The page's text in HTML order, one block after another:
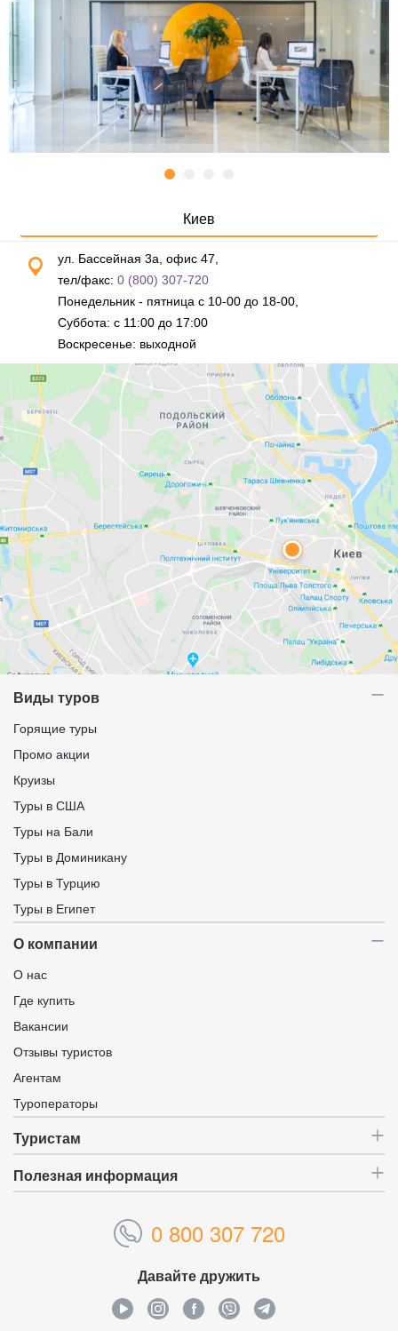
Киев
ул. Бассейная 3а, офис 47,
тел/факс: 0 (800) 307-720
Понедельник - пятница с 10-00 до 18-00,
Суббота: с 11:00 до 17:00
Воскресенье: выходной
Виды туров
Горящие туры
Промо акции
Круизы
Туры в США
Туры на Бали
Туры в Доминикану
Туры в Турцию
Туры в Египет
О компании
О нас
Где купить
Вакансии
Отзывы туристов
Агентам
Туроператоры
Туристам
Полезная информация
0 800 307 720
Давайте дружить